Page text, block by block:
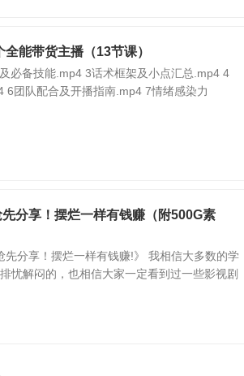
能带货主播（13节课）
必备技能.mp4 3话术框架及小点汇总.mp4 4
6团队配合及开播指南.mp4 7情绪感染力
分享！摆烂一样有钱赚（附500G素
先分享！摆烂一样有钱赚!》 我相信大多数的学
忧解闷的，也相信大家一定看到过一些影视剧